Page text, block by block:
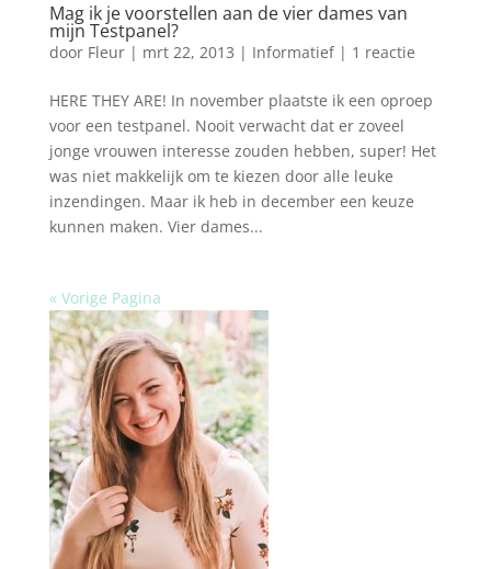
Mag ik je voorstellen aan de vier dames van
mijn Testpanel?
door Fleur| mrt 22, 2013 | Informatief| 1 reactie
HERE THEY ARE! In november plaatste ik een oproep
voor een testpanel. Nooit verwacht dat er zoveel
jonge vrouwen interesse zouden hebben, super! Het
was niet makkelijk om te kiezen door alle leuke
inzendingen. Maar ik heb in december een keuze
kunnen maken. Vier dames...
« Vorige Pagina